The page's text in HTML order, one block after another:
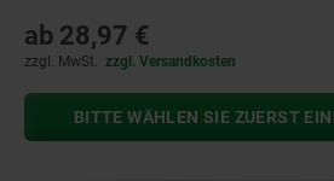
ab 28,97 €
zzgl. MwSt. zzgl. Versandkosten
BITTE WÄHLEN SIE ZUERST